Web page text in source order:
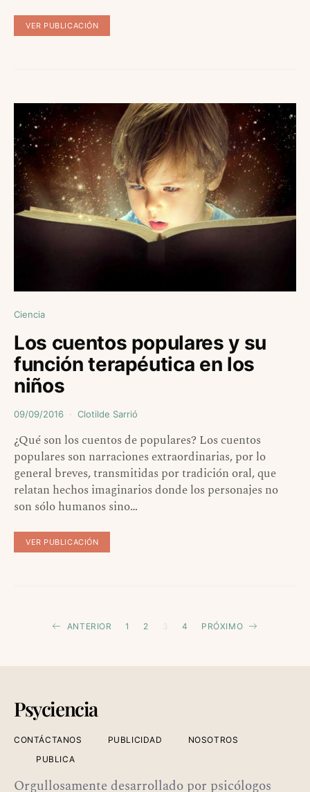
VER PUBLICACIÓN
Ciencia
Los cuentos populares y su
función terapéutica en los
niños
09/09/2016 Clotilde Sarrió
¿Qué son los cuentos de populares? Los cuentos
populares son narraciones extraordinarias, por lo
general breves, transmitidas por tradición oral, que
relatan hechos imaginarios donde los personajes no
son sólo humanos sino…
VER PUBLICACIÓN
Paginación
ANTERIOR 1 2 3 4 PRÓXIMO
Psyciencia
CONTÁCTANOS PUBLICIDAD
NOSOTROS
PUBLICA
Orgullosamente desarrollado por psicólogos